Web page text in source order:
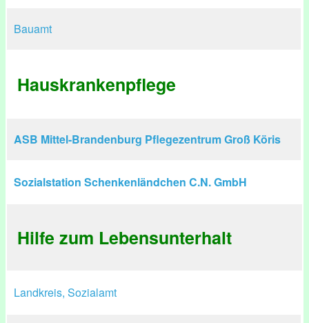
Bauamt
Hauskrankenpflege
ASB Mittel-Brandenburg Pflegezentrum Groß Köris
Sozialstation Schenkenländchen C.N. GmbH
Hilfe zum Lebensunterhalt
Landkreis, Sozialamt